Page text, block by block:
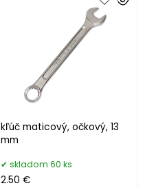
kľúč maticový, očkový, 13
mm
skladom 60 ks
2.50 €